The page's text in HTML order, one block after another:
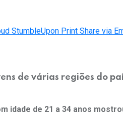
StumbleUpon Print Share via
de várias regiões do
idade de 21 a 34 anos